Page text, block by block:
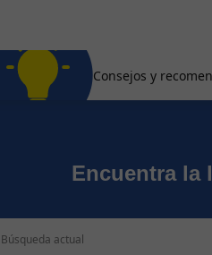
Consejos y
Encuentra la
Búsqueda actual